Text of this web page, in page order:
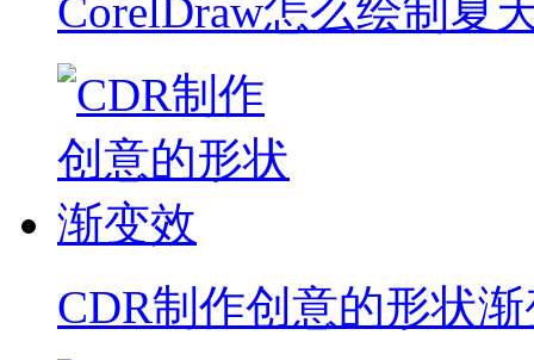
CorelDraw怎么绘制夏
CDR制作创意的形状